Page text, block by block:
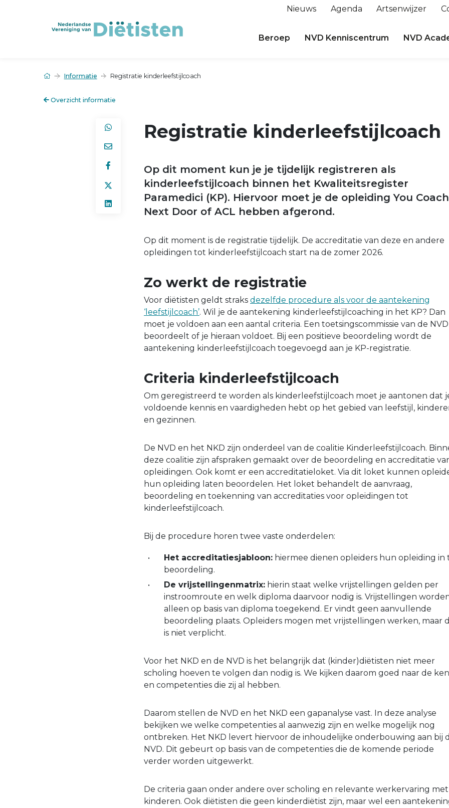
Nieuws Agenda Artsenwijzer
Beroep NVD Kenniscentrum NVD
Informatie Registratie kinderleefstijlcoach
Overzicht informatie
Registratie kinderleefstijlcoach
Op dit moment kun je je tijdelijk registreren als
kinderleefstijlcoach binnen het Kwaliteitsregister
Paramedici (KP). Hiervoor moet je de opleiding You Coach
Next Door of ACL hebben afgerond.
Op dit moment is de registratie tijdelijk. De accreditatie van deze en andere
opleidingen tot kinderleefstijlcoach start na de zomer 2026.
Zo werkt de registratie
Voor diëtisten geldt straks dezelfde procedure als voor de aantekening
‘leefstijlcoach’. Wil je de aantekening kinderleefstijlcoaching in het KP? Dan
moet je voldoen aan een aantal criteria. Een toetsingscommissie van de NVD
beoordeelt of je hieraan voldoet. Bij een positieve beoordeling wordt de
aantekening kinderleefstijlcoach toegevoegd aan je KP-registratie.
Criteria kinderleefstijlcoach
Om geregistreerd te worden als kinderleefstijlcoach moet je aantonen dat
voldoende kennis en vaardigheden hebt op het gebied van leefstijl,
en gezinnen.
De NVD en het NKD zijn onderdeel van de coalitie Kinderleefstijlcoach.
deze coalitie zijn afspraken gemaakt over de beoordeling en accreditatie
opleidingen. Ook komt er een accreditatieloket. Via dit loket kunnen
hun opleiding laten beoordelen. Het loket behandelt de aanvraag,
beoordeling en toekenning van accreditaties voor opleidingen tot
kinderleefstijlcoach.
Bij de procedure horen twee vaste onderdelen:
Het accreditatiesjabloon: hiermee dienen opleiders hun opleiding in
beoordeling.
De vrijstellingenmatrix: hierin staat welke vrijstellingen gelden per
instroomroute en welk diploma daarvoor nodig is. Vrijstellingen
alleen op basis van diploma toegekend. Er vindt geen aanvullende
beoordeling plaats. Opleiders mogen met vrijstellingen werken, maar
is niet verplicht.
Voor het NKD en de NVD is het belangrijk dat (kinder)diëtisten niet meer
scholing hoeven te volgen dan nodig is. We kijken daarom goed naar de
en competenties die zij al hebben.
Daarom stellen de NVD en het NKD een gapanalyse vast. In deze analyse
bekijken we welke competenties al aanwezig zijn en welke mogelijk nog
ontbreken. Het NKD levert hiervoor de inhoudelijke onderbouwing aan bij
NVD. Dit gebeurt op basis van de competenties die de komende periode
verder worden uitgewerkt.
De criteria gaan onder andere over scholing en relevante werkervaring met
kinderen. Ook diëtisten die geen kinderdiëtist zijn, maar wel een